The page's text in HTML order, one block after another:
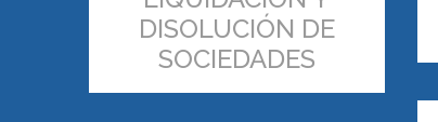
DISOLUCIÓN DE
SOCIEDADES